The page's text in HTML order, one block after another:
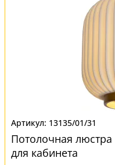
13135/01/31
Потолочная люстра
для кабинета